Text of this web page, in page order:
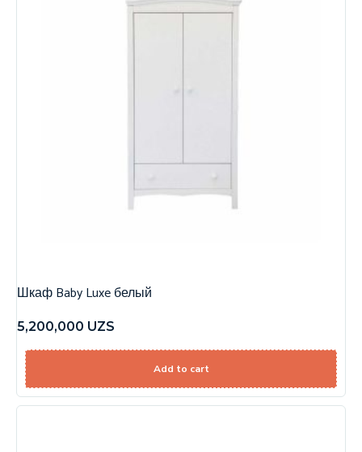
Шкаф Baby Luxe белый
5,200,000 UZS
Add to cart